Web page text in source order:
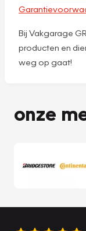
Bij Vakgarage
producten en
weg op gaat!
onze